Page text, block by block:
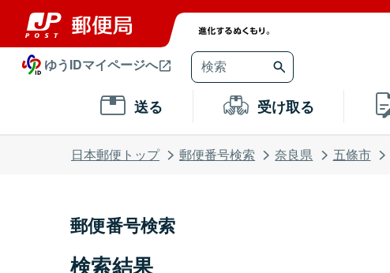
ゆうIDマイページへ
送る 受け取る
日本郵便トップ 郵便番号検索 奈良県 五條市
郵便番号検索
検索結果